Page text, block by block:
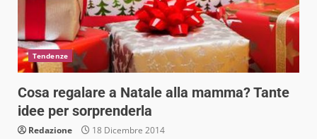
Tendenze
Cosa regalare a Natale alla mamma? Tante
idee per sorprenderla
Redazione 18 Dicembre 2014